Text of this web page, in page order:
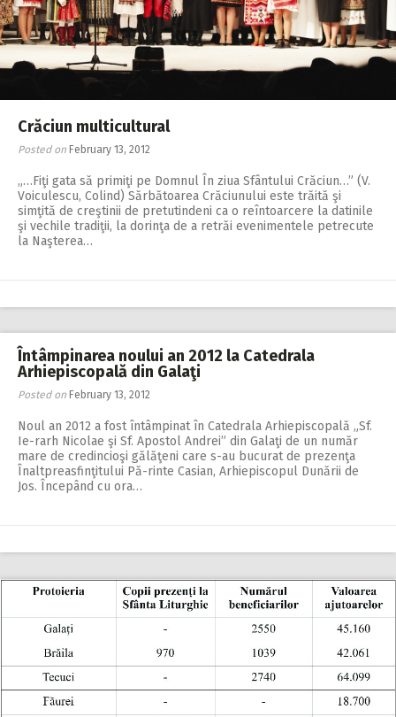
Crăciun multicultural
Posted on February 13, 2012
„…Fiţi gata să primiţi pe Domnul În ziua Sfântului Crăciun…” (V.
Voiculescu, Colind) Sărbătoarea Crăciunului este trăită şi
simţită de creştinii de pretutindeni ca o reîntoarcere la datinile
şi vechile tradiţii, la dorinţa de a retrăi evenimentele petrecute
la Naşterea…
Întâmpinarea noului an 2012 la Catedrala
Arhiepiscopală din Galaţi
Posted on February 13, 2012
Noul an 2012 a fost întâmpinat în Catedrala Arhiepiscopală „Sf.
Ie-rarh Nicolae şi Sf. Apostol Andrei” din Galaţi de un număr
mare de credincioşi gălăţeni care s-au bucurat de prezenţa
Înaltpreasfinţitului Pă-rinte Casian, Arhiepiscopul Dunării de
Jos. Începând cu ora…